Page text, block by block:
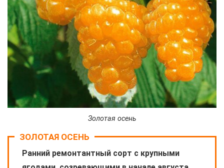
Золотая осень
ЗОЛОТАЯ ОСЕНЬ
Ранний ремонтантный сорт с крупными